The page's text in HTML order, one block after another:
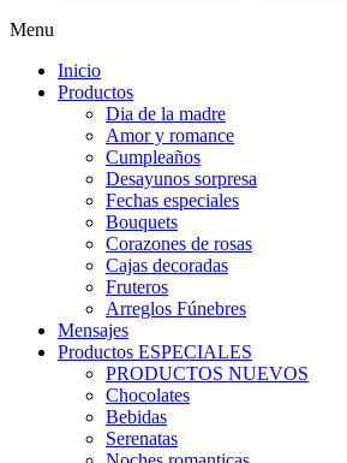
Menu
Inicio
Productos
Dia de la madre
Amor y romance
Cumpleaños
Desayunos sorpresa
Fechas especiales
Bouquets
Corazones de rosas
Cajas decoradas
Fruteros
Arreglos Fúnebres
Mensajes
Productos ESPECIALES
PRODUCTOS NUEVOS
Chocolates
Bebidas
Serenatas